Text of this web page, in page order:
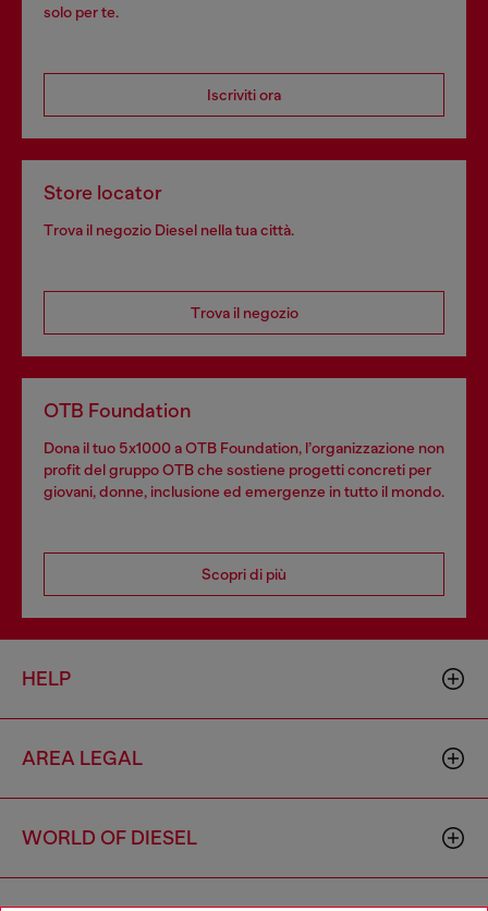
solo per te.
Iscriviti ora
Store locator
Trova il negozio Diesel nella tua città.
Trova il negozio
OTB Foundation
Dona il tuo 5x1000 a OTB Foundation, l’organizzazione non
profit del gruppo OTB che sostiene progetti concreti per
giovani, donne, inclusione ed emergenze in tutto il mondo.
Scopri di più
HELP
AREA LEGAL
WORLD OF DIESEL